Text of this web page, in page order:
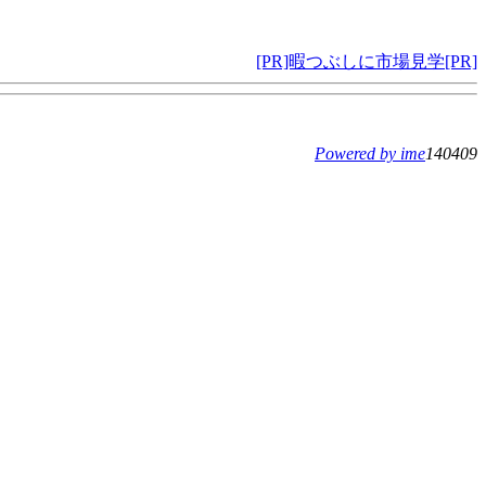
[PR]暇つぶしに市場見学[PR]
Powered by ime140409